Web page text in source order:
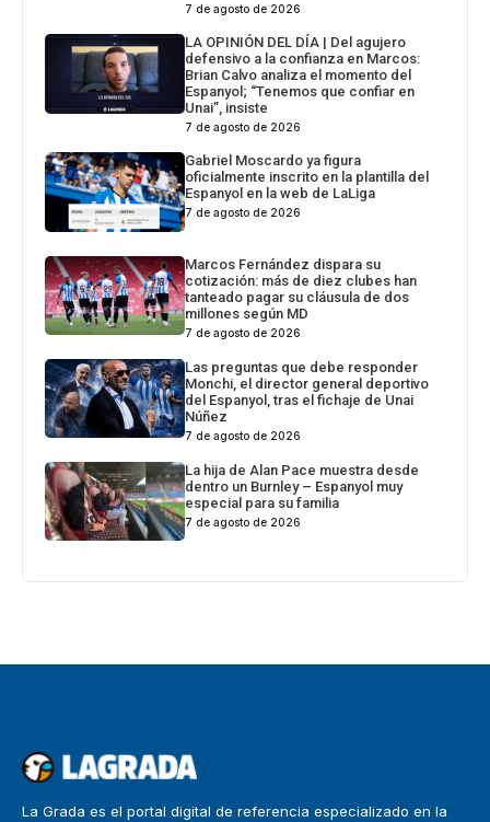
7 de agosto de 2026
LA OPINIÓN DEL DÍA | Del agujero
defensivo a la confianza en Marcos:
Brian Calvo analiza el momento del
Espanyol; “Tenemos que confiar en
Unai”, insiste
7 de agosto de 2026
Gabriel Moscardo ya figura
oficialmente inscrito en la plantilla del
Espanyol en la web de LaLiga
7 de agosto de 2026
Marcos Fernández dispara su
cotización: más de diez clubes han
tanteado pagar su cláusula de dos
millones según MD
7 de agosto de 2026
Las preguntas que debe responder
Monchi, el director general deportivo
del Espanyol, tras el fichaje de Unai
Núñez
7 de agosto de 2026
La hija de Alan Pace muestra desde
dentro un Burnley – Espanyol muy
especial para su familia
7 de agosto de 2026
La Grada es el portal digital de referencia especializado en la